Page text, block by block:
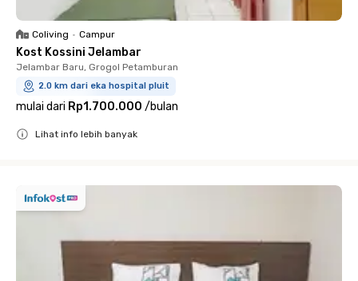
Coliving • Campur
Kost Kossini Jelambar
Jelambar Baru, Grogol Petamburan
2.0 km dari eka hospital pluit
mulai dari Rp1.700.000 /bulan
Lihat info lebih banyak